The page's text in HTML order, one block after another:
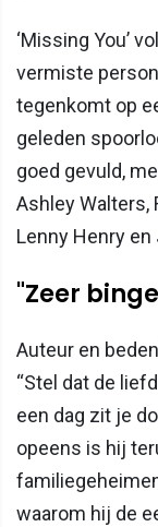
‘Missing You’
vermiste
tegenkomt op
geleden
goed gevuld,
Ashley Walters,
Lenny Henry
"Zeer
Auteur en
“Stel dat de
een dag zit je
opeens is hij
waarom hij de